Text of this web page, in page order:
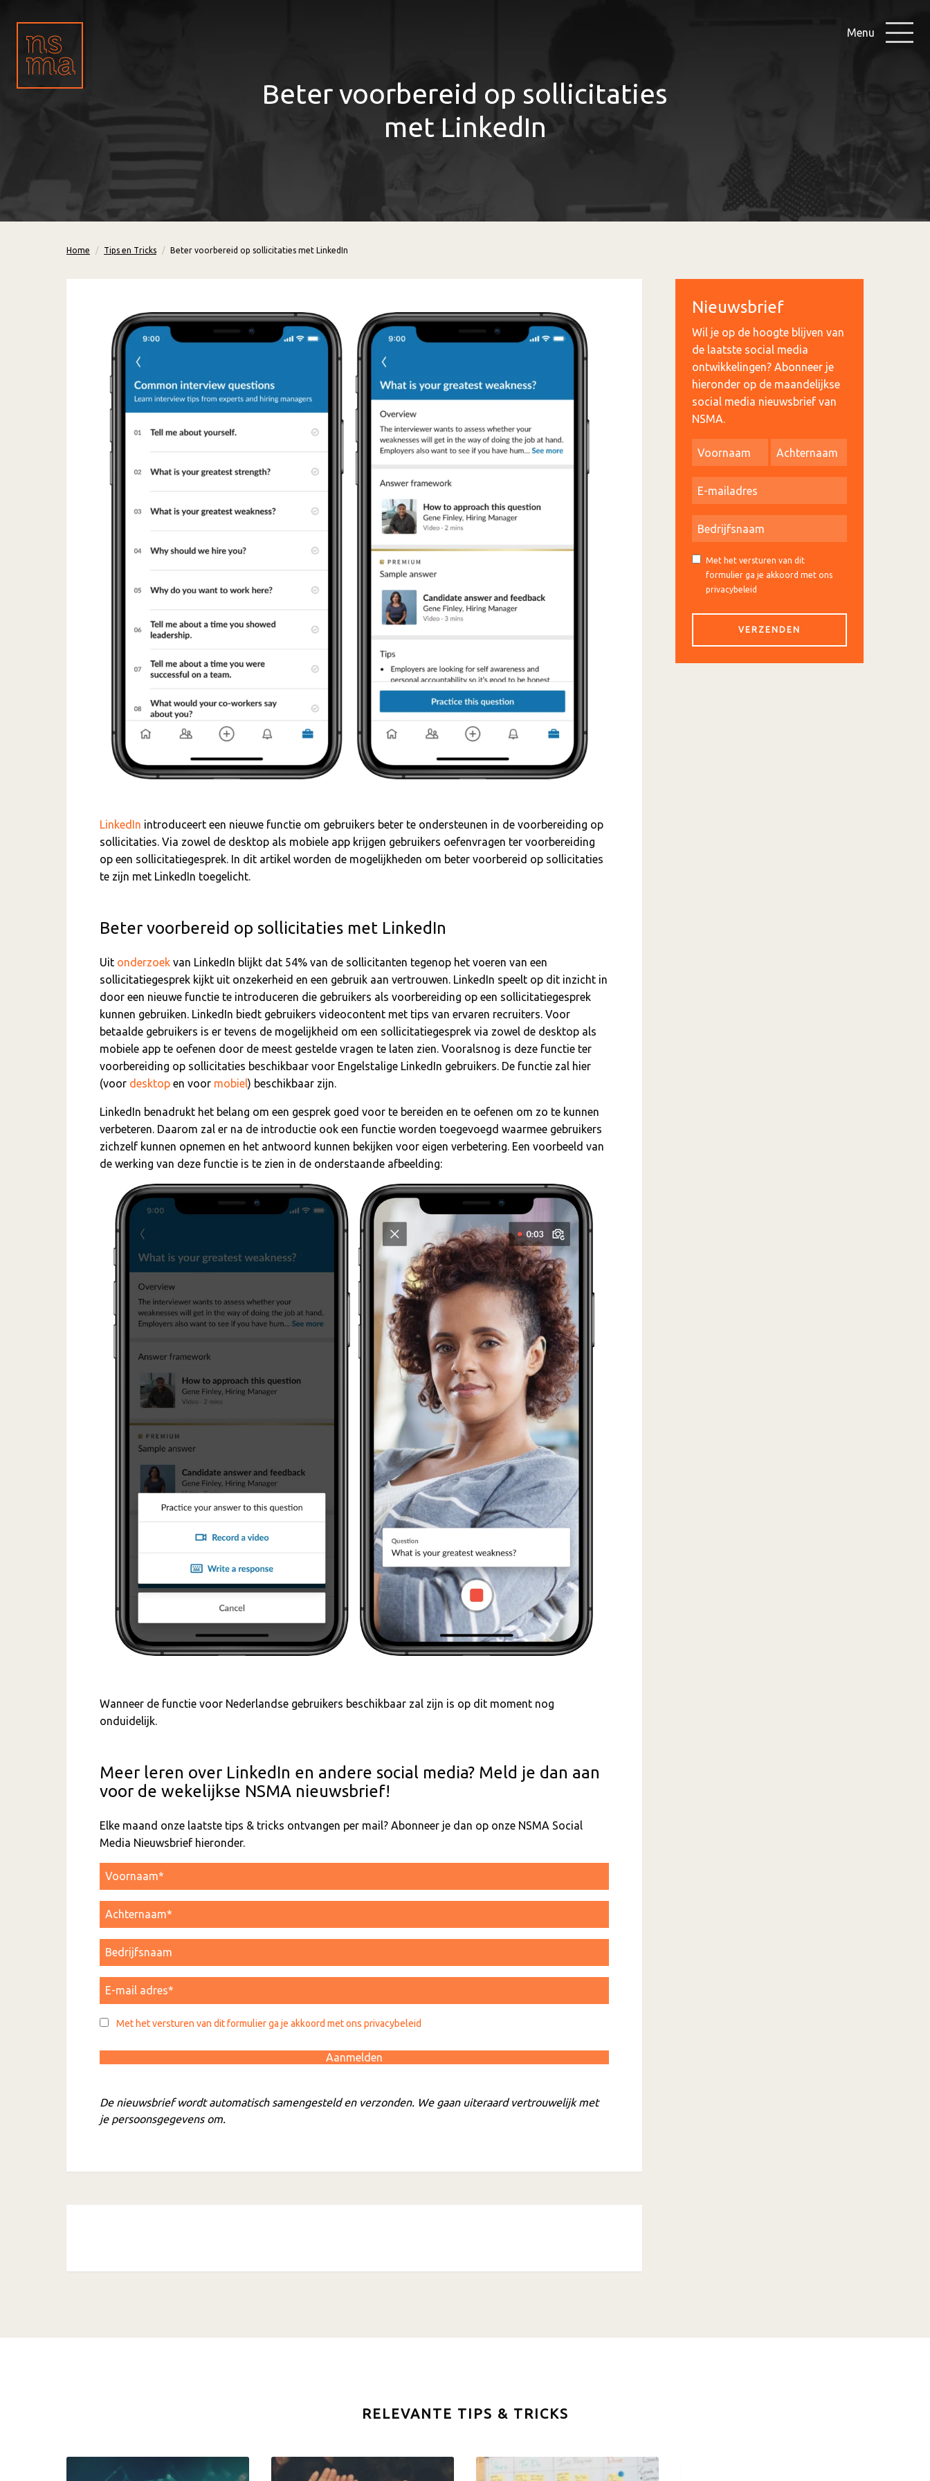
Menu
Beter voorbereid op sollicitaties
met LinkedIn
Home Tips en Tricks Beter voorbereid op sollicitaties met LinkedIn
LinkedIn introduceert een nieuwe functie om gebruikers beter te ondersteunen in de voorbereiding op
sollicitaties. Via zowel de desktop als mobiele app krijgen gebruikers oefenvragen ter voorbereiding
op een sollicitatiegesprek. In dit artikel worden de mogelijkheden om beter voorbereid op sollicitaties
te zijn met LinkedIn toegelicht.
Beter voorbereid op sollicitaties met LinkedIn
Uit onderzoek van LinkedIn blijkt dat 54% van de sollicitanten tegenop het voeren van een
sollicitatiegesprek kijkt uit onzekerheid en een gebruik aan vertrouwen. LinkedIn speelt op dit inzicht in
door een nieuwe functie te introduceren die gebruikers als voorbereiding op een sollicitatiegesprek
kunnen gebruiken. LinkedIn biedt gebruikers videocontent met tips van ervaren recruiters. Voor
betaalde gebruikers is er tevens de mogelijkheid om een sollicitatiegesprek via zowel de desktop als
mobiele app te oefenen door de meest gestelde vragen te laten zien. Vooralsnog is deze functie ter
voorbereiding op sollicitaties beschikbaar voor Engelstalige LinkedIn gebruikers. De functie zal hier
(voor desktop en voor mobiel) beschikbaar zijn.
LinkedIn benadrukt het belang om een gesprek goed voor te bereiden en te oefenen om zo te kunnen
verbeteren. Daarom zal er na de introductie ook een functie worden toegevoegd waarmee gebruikers
zichzelf kunnen opnemen en het antwoord kunnen bekijken voor eigen verbetering. Een voorbeeld van
de werking van deze functie is te zien in de onderstaande afbeelding:
Wanneer de functie voor Nederlandse gebruikers beschikbaar zal zijn is op dit moment nog
onduidelijk.
Meer leren over LinkedIn en andere social media? Meld je dan aan
voor de wekelijkse NSMA nieuwsbrief!
Elke maand onze laatste tips & tricks ontvangen per mail? Abonneer je dan op onze NSMA Social
Media Nieuwsbrief hieronder.
Met het versturen van dit formulier ga je akkoord met ons privacybeleid
De nieuwsbrief wordt automatisch samengesteld en verzonden. We gaan uiteraard vertrouwelijk met
je persoonsgegevens om.
Nieuwsbrief
Wil je op de hoogte blijven van
de laatste social media
ontwikkelingen? Abonneer je
hieronder op de maandelijkse
social media nieuwsbrief van
NSMA.
Met het versturen van dit
formulier ga je akkoord met ons
privacybeleid
RELEVANTE TIPS & TRICKS